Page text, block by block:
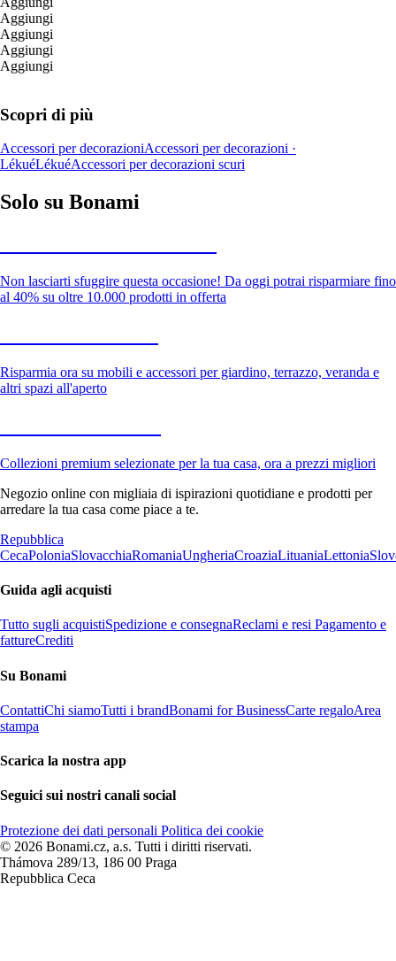
Aggiungi
Aggiungi
Aggiungi
Aggiungi
Scopri di più
Accessori per decorazioniAccessori per decorazioni ·
LékuéLékuéAccessori per decorazioni scuri
Solo su Bonami
Non lasciarti sfuggire questa occasione! Da oggi potrai risparmiare fino
al 40% su oltre 10.000 prodotti in offerta
Risparmia ora su mobili e accessori per giardino, terrazzo, veranda e
altri spazi all'aperto
Collezioni premium selezionate per la tua casa, ora a prezzi migliori
Negozio online con migliaia di ispirazioni quotidiane e prodotti per
arredare la tua casa come piace a te.
Repubblica
CecaPoloniaSlovacchiaRomaniaUngheriaCroaziaLituaniaLettonia
Guida agli acquisti
Tutto sugli acquistiSpedizione e consegnaReclami e resi Pagamento e
fattureCrediti
Su Bonami
ContattiChi siamoTutti i brandBonami for BusinessCarte regaloArea
stampa
Scarica la nostra app
Seguici sui nostri canali social
Protezione dei dati personali Politica dei cookie
© 2026 Bonami.cz, a.s. Tutti i diritti riservati.
Thámova 289/13, 186 00 Praga
Repubblica Ceca